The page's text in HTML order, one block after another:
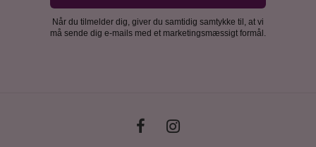
Når du tilmelder dig, giver du samtidig samtykke til, at vi
må sende dig e-mails med et marketingsmæssigt formål.